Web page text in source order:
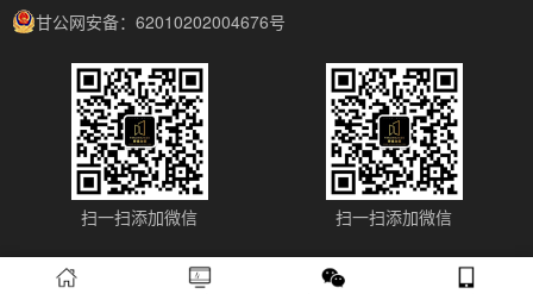
甘公网安备：62010202004676号
扫一扫添加微信 扫一扫添加微信